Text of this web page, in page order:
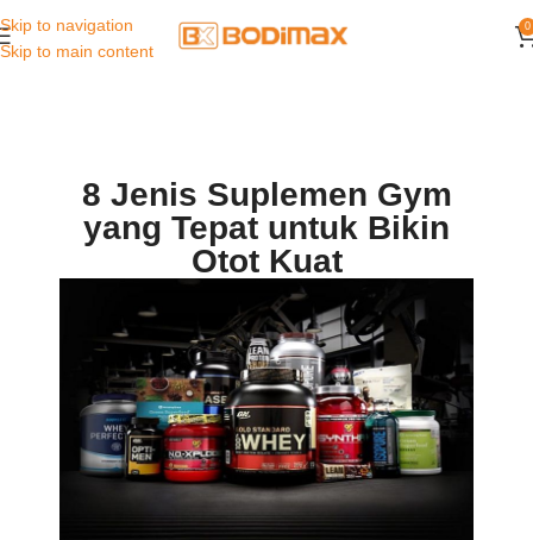
Skip to navigation
Skip to main content
0
8 Jenis Suplemen Gym
yang Tepat untuk Bikin
Otot Kuat